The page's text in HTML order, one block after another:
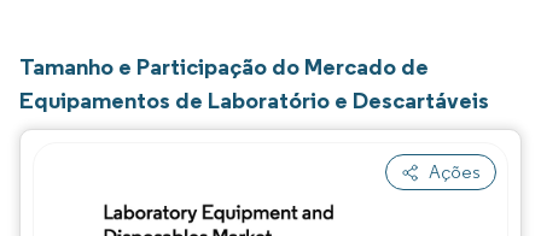
Tamanho e Participação do Mercado de
Equipamentos de Laboratório e Descartáveis
Ações